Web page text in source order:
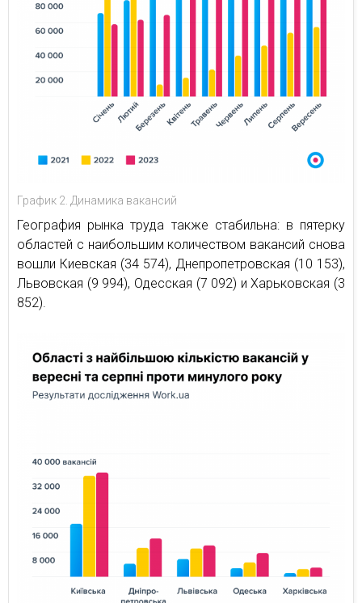
График 2. Динамика вакансий
География рынка труда также стабильна: в пятерку
областей с наибольшим количеством вакансий снова
вошли Киевская (34 574), Днепропетровская (10 153),
Львовская (9 994), Одесская (7 092) и Харьковская (3
852).